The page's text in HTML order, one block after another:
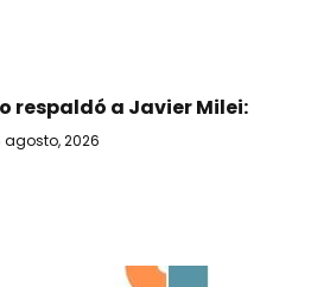
respaldó a Javier Milei:
agosto, 2026